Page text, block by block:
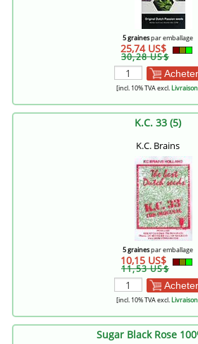
5 grainespar emballage
25,74 US$
30,28 US$
Acheter
[incl. 10% TVA excl.Livraison
K.C. 33 (5)
K.C. Brains
5 grainespar emballage
10,15 US$
11,53 US$
Acheter
[incl. 10% TVA excl.Livraison
Sugar Black Rose